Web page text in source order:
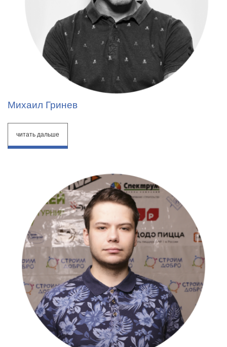
Михаил Гринев
читать дальше